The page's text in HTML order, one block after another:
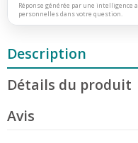
Réponse générée par une intelligence
personnelles dans votre question.
Description
Détails du produit
Avis